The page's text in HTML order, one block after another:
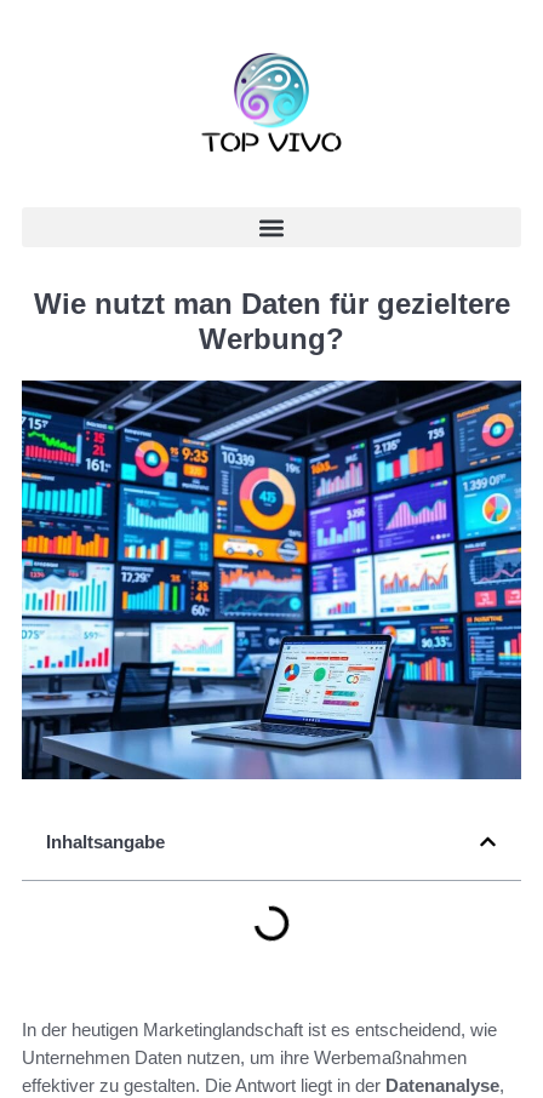
Wie nutzt man Daten für gezieltere
Werbung?
Inhaltsangabe
In der heutigen Marketinglandschaft ist es entscheidend, wie
Unternehmen Daten nutzen, um ihre Werbemaßnahmen
effektiver zu gestalten. Die Antwort liegt in der Datenanalyse,